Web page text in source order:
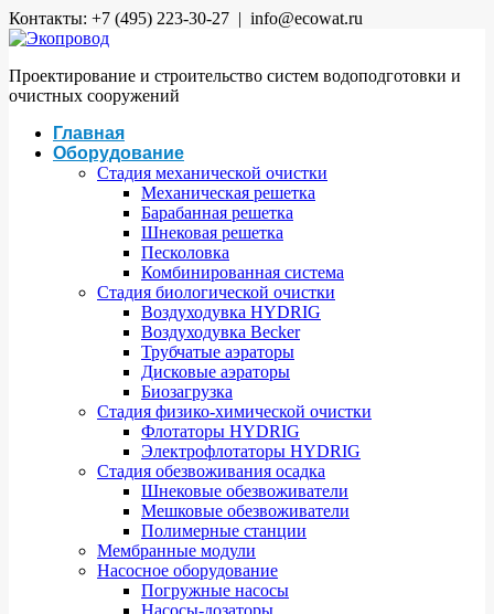
Контакты: +7 (495) 223-30-27 | info@ecowat.ru
Проектирование и строительство систем водоподготовки и
очистных сооружений
Главная
Оборудование
Стадия механической очистки
Механическая решетка
Барабанная решетка
Шнековая решетка
Песколовка
Комбинированная система
Стадия биологической очистки
Воздуходувка HYDRIG
Воздуходувка Becker
Трубчатые аэраторы
Дисковые аэраторы
Биозагрузка
Стадия физико-химической очистки
Флотаторы HYDRIG
Электрофлотаторы HYDRIG
Стадия обезвоживания осадка
Шнековые обезвоживатели
Мешковые обезвоживатели
Полимерные станции
Мембранные модули
Насосное оборудование
Погружные насосы
Насосы-дозаторы